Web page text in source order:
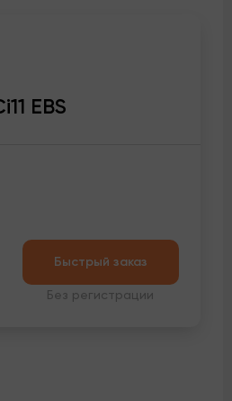
EBS
Быстрый заказ
Без регистрации